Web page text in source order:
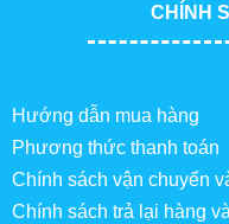
CHÍNH
Hướng dẫn mua hàng
Phương thức thanh toán
Chính sách vận chuyển
Chính sách trả lại hàng